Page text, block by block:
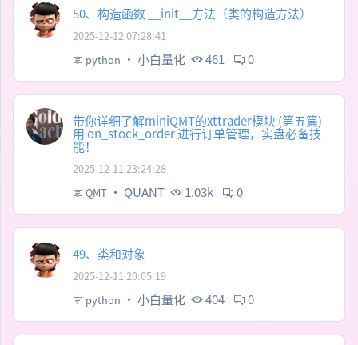
50、构造函数 __init__方法（类的构造方法）
2025-12-12 07:28:41
python · 小白量化 461 0
带你详细了解miniQMT的xttrader模块 (第五篇)
用 on_stock_order 进行订单管理，实盘必备技
能！
2025-12-11 23:24:28
QMT · QUANT 1.03k 0
49、类和对象
2025-12-11 20:05:19
python · 小白量化 404 0